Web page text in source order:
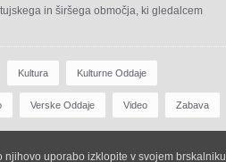
in širšega območja, ki gledalcem
Kultura Kulturne Oddaje
Verske Oddaje Video Zabava
uporabo izklopite v svojem brskalniku.